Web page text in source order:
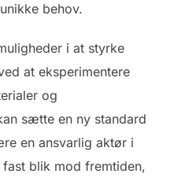
behov.
i at styrke
at eksperimentere
og
sætte en ny standard
en ansvarlig aktør i
blik mod fremtiden,